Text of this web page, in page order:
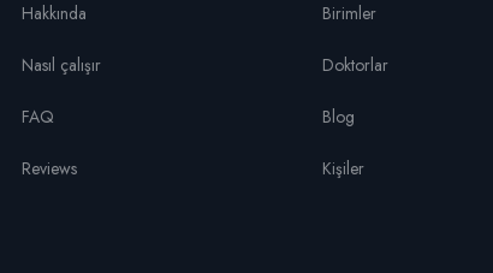
Hakkında
Nasıl çalışır
FAQ
Reviews
Birimler
Doktorlar
Blog
Kişiler